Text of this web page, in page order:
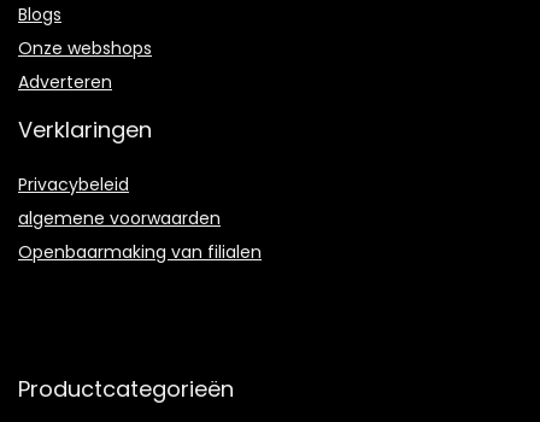
Blogs
Onze webshops
Adverteren
Verklaringen
Privacybeleid
algemene voorwaarden
Openbaarmaking van filialen
Productcategorieën